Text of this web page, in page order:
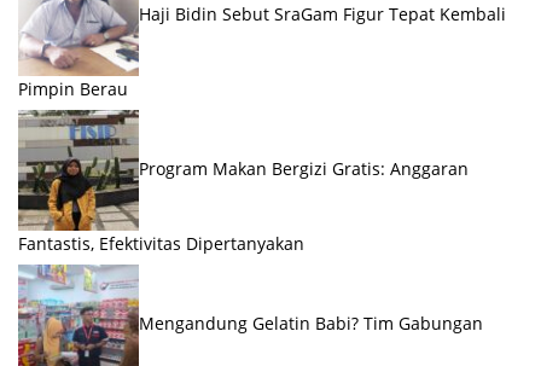
Haji Bidin Sebut SraGam Figur Tepat Kembali
Pimpin Berau
Program Makan Bergizi Gratis: Anggaran
Fantastis, Efektivitas Dipertanyakan
Mengandung Gelatin Babi? Tim Gabungan